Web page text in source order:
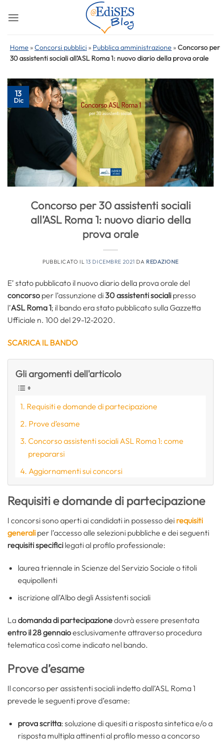
Home »Concorsi pubblici » Pubblica amministrazione »Concorso per
30 assistenti sociali all’ASL Roma 1: nuovo diario della prova orale
13
Dic
Concorso per 30 assistenti sociali
all’ASL Roma 1: nuovo diario della
prova orale
PUBBLICATO IL 13 DICEMBRE 2021 DA REDAZIONE
E’ stato pubblicato il nuovo diario della prova orale del
concorso per l’assunzione di30 assistenti sociali presso
l’ASL Roma 1; il bando era stato pubblicato sulla Gazzetta
Ufficiale n. 100 del 29-12-2020.
SCARICA IL BANDO
Gli argomenti dell'articolo
Requisiti e domande di partecipazione
Prove d’esame
Concorso assistenti sociali ASL Roma 1: come
prepararsi
Aggiornamenti sui concorsi
Requisiti e domande di partecipazione
I concorsi sono aperti ai candidati in possesso dei requisiti
generali per l’accesso alle selezioni pubbliche e dei seguenti
requisiti specifici legati al profilo professionale:
laurea triennale in Scienze del Servizio Sociale o titoli
equipollenti
iscrizione all’Albo degli Assistenti sociali
Ladomanda di partecipazionedovrà essere presentata
entro il 28 gennaioesclusivamente attraverso procedura
telematica così come indicato nel bando.
Prove d’esame
Il concorso per assistenti sociali indetto dall’ASL Roma 1
prevede le seguenti prove d’esame:
prova scritta: soluzione di quesiti a risposta sintetica e/o a
risposta multipla attinenti al profilo messo a concorso